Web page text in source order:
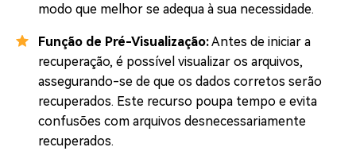
modo que melhor se adequa à sua necessidade.
Função de Pré-Visualização:Antes de iniciar a
recuperação, é possível visualizar os arquivos,
assegurando-se de que os dados corretos serão
recuperados. Este recurso poupa tempo e evita
confusões com arquivos desnecessariamente
recuperados.